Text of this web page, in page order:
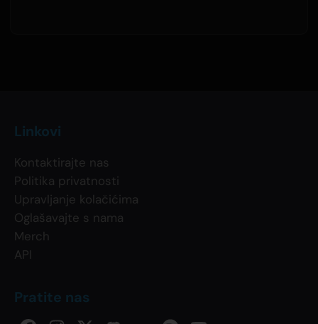
Linkovi
Kontaktirajte nas
Politika privatnosti
Upravljanje kolačićima
Oglašavajte s nama
Merch
API
Pratite nas